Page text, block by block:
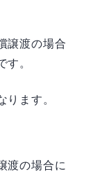
譲渡の場合
す。
ます。
渡の場合に